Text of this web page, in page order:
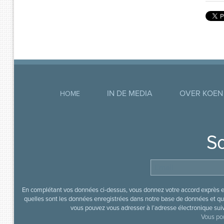
HOME IN DE MEDIA OVER
En complétant vos données ci-dessus, vous donnez votre accord
quelles sont les données enregistrées dans notre base de données et
vous pouvez vous adresser à l’adresse électronique
Vous